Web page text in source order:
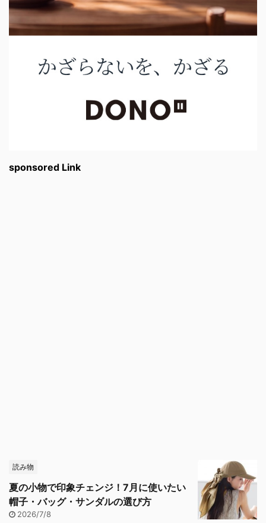
sponsored Link
読み物
夏の小物で印象チェンジ！7月に使いたい
帽子・バッグ・サンダルの選び方
2026/7/8